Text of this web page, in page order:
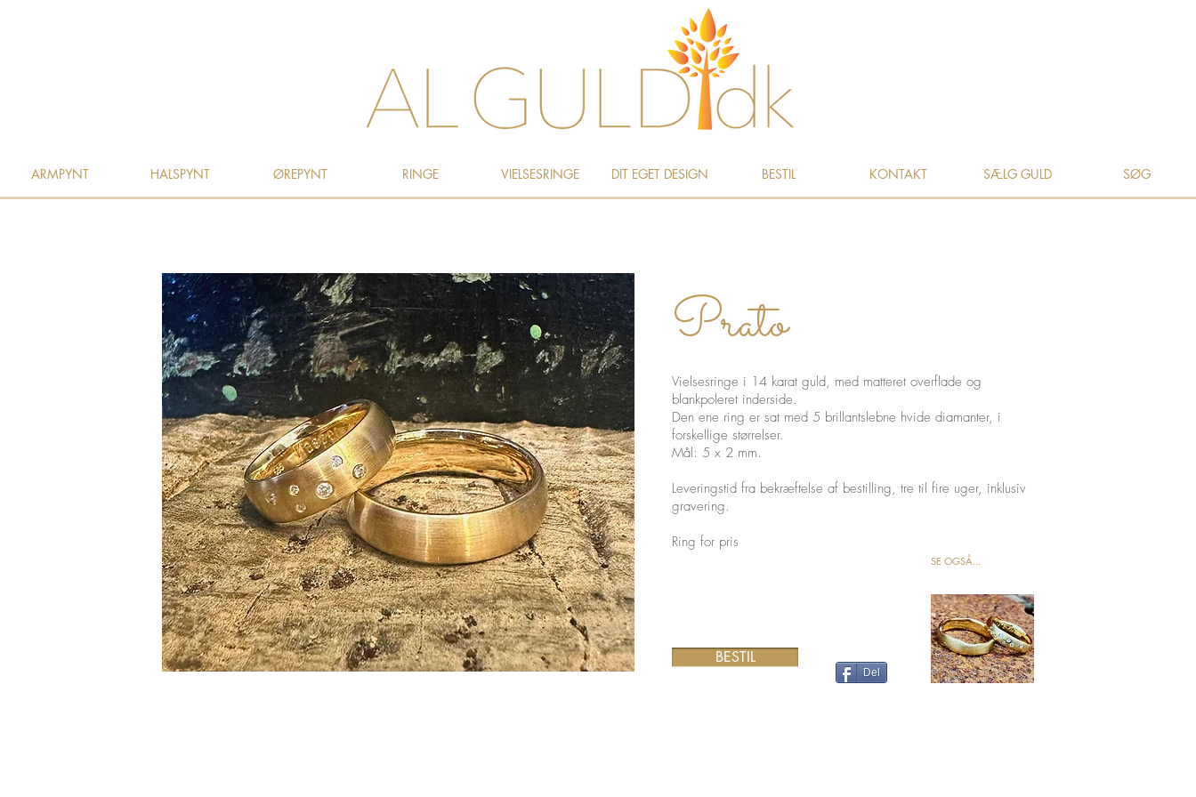
ARMPYNT HALSPYNT ØREPYNT RINGE VIELSESRINGE DIT EGET DESIGN BESTIL KONTAKT SÆLG GULD SØG
Prato
Vielsesringe i 14 karat guld, med matteret overflade og
blankpoleret inderside.
​Den ene ring er sat med 5 brillantslebne hvide diamanter, i
forskellige størrelser.
Mål: 5 x 2 mm.
Leveringstid fra bekræftelse af bestilling, tre til fire uger, inklusiv
gravering.
Ring for pris
SE OGSÅ...
BESTIL
Del